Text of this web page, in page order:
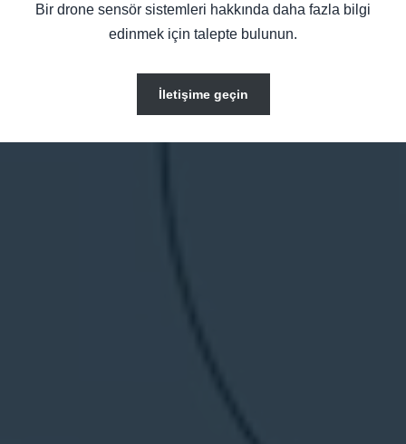
Bir drone sensör sistemleri hakkında daha fazla bilgi
edinmek için talepte bulunun.
İletişime geçin